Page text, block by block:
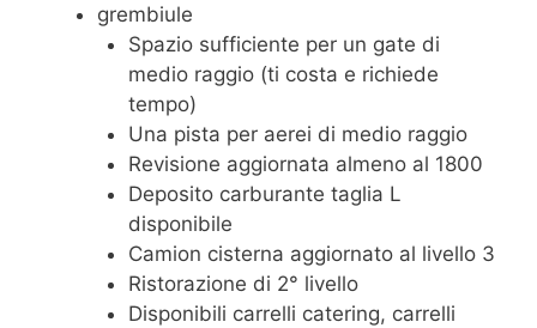
grembiule
Spazio sufficiente per un gate di
medio raggio (ti costa e richiede
tempo)
Una pista per aerei di medio raggio
Revisione aggiornata almeno al 1800
Deposito carburante taglia L
disponibile
Camion cisterna aggiornato al livello 3
Ristorazione di 2° livello
Disponibili carrelli catering, carrelli